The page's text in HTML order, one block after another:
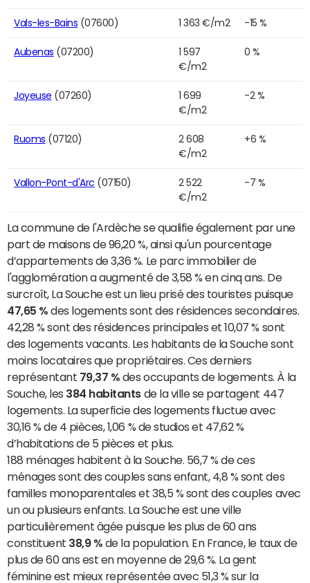
Vals-les-Bains (07600) 1 363 €/m2 -15 %
Aubenas (07200)
1 597
€/m2
0 %
Joyeuse (07260)
1 699
€/m2
-2 %
Ruoms (07120)
2 608
€/m2
+6 %
Vallon-Pont-d'Arc (07150)
2 522
€/m2
-7 %
La commune de l'Ardèche se qualifie également par une
part de maisons de 96,20 %, ainsi qu'un pourcentage
d’appartements de 3,36 %. Le parc immobilier de
l'agglomération a augmenté de 3,58 % en cinq ans. De
surcroît, La Souche est un lieu prisé des touristes puisque
47,65 % des logements sont des résidences secondaires.
42,28 % sont des résidences principales et 10,07 % sont
des logements vacants. Les habitants de la Souche sont
moins locataires que propriétaires. Ces derniers
représentant 79,37 % des occupants de logements. À la
Souche, les 384 habitants de la ville se partagent 447
logements. La superficie des logements fluctue avec
30,16 % de 4 pièces, 1,06 % de studios et 47,62 %
d’habitations de 5 pièces et plus.
188 ménages habitent à la Souche. 56,7 % de ces
ménages sont des couples sans enfant, 4,8 % sont des
familles monoparentales et 38,5 % sont des couples avec
un ou plusieurs enfants. La Souche est une ville
particulièrement âgée puisque les plus de 60 ans
constituent 38,9 % de la population. En France, le taux de
plus de 60 ans est en moyenne de 29,6 %. La gent
féminine est mieux représentée avec 51,3 % sur la